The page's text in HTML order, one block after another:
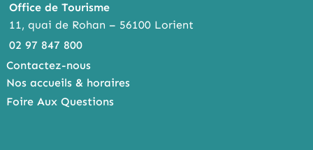
Office de Tourisme
11, quai de Rohan – 56100 Lorient
02 97 847 800
Contactez-nous
Nos accueils & horaires
Foire Aux Questions